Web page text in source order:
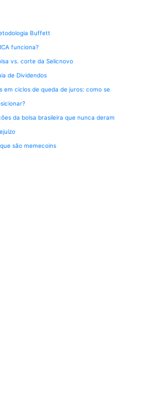
Buffett
funciona?
vs. corte da Selicnovo
de Dividendos
em ciclos de queda de juros: como se
da bolsa brasileira que nunca deram
são memecoins